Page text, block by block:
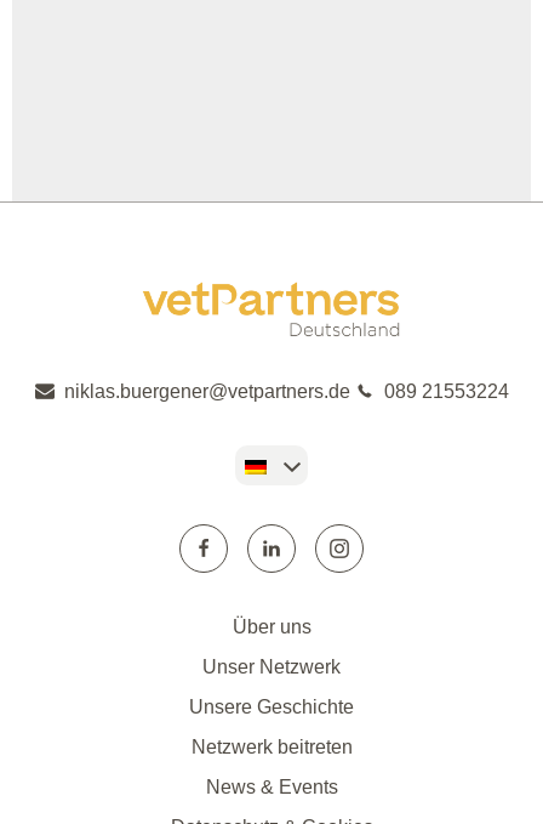
niklas.buergener@vetpartners.de 089 21553224
Über uns
Unser Netzwerk
Unsere Geschichte
Netzwerk beitreten
News & Events